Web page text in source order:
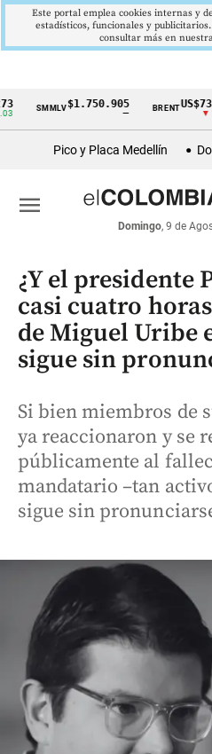
Cintillo
económicos
Colombia
SMMLV $1.750.905 BRENT US$73,48
▼ 1.12
Pico y Placa Medellín
Domingo, 9 de
menu
¿Y el presidente
casi cuatro
de Miguel Uribe
sigue sin
Si bien miembros de
ya reaccionaron y se
públicamente al
mandatario –tan
sigue sin
Este portal emplea cookies internas y
estadísticos, funcionales y
consultar más en